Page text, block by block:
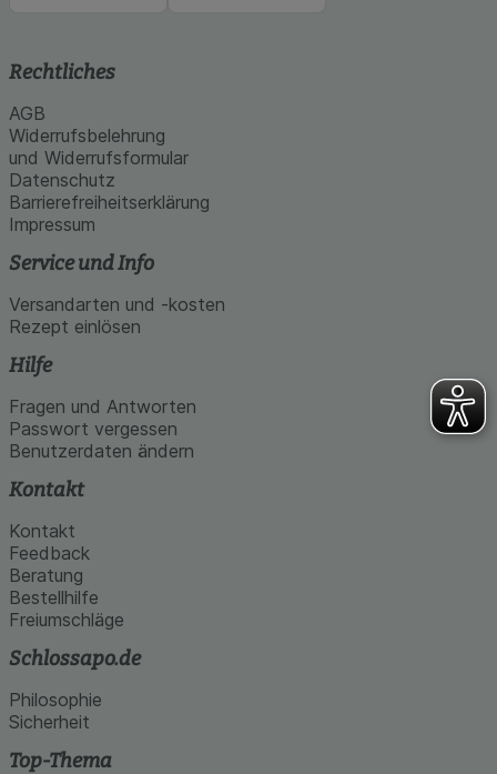
Rechtliches
AGB
Widerrufsbelehrung
und Widerrufsformular
Datenschutz
Barrierefreiheitserklärung
Impressum
Service und Info
Versandarten und -kosten
Rezept einlösen
Hilfe
Fragen und Antworten
Passwort vergessen
Benutzerdaten ändern
Kontakt
Kontakt
Feedback
Beratung
Bestellhilfe
Freiumschläge
Schlossapo.de
Philosophie
Sicherheit
Top-Thema